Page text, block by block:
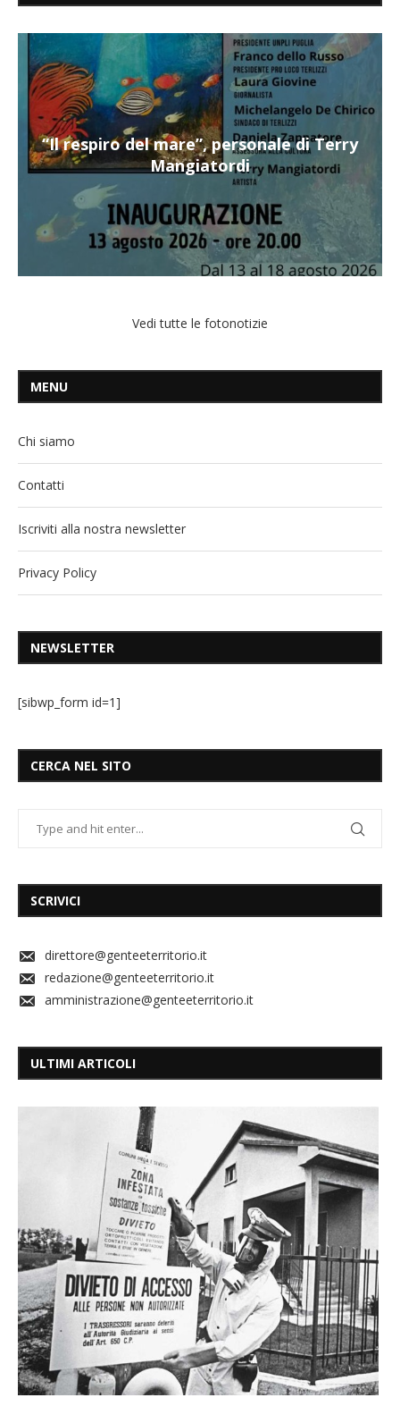
“Il respiro del mare”, personale di Terry
Mangiatordi
Vedi tutte le fotonotizie
MENU
Chi siamo
Contatti
Iscriviti alla nostra newsletter
Privacy Policy
NEWSLETTER
[sibwp_form id=1]
CERCA NEL SITO
SCRIVICI
direttore@genteeterritorio.it
redazione@genteeterritorio.it
amministrazione@genteeterritorio.it
ULTIMI ARTICOLI